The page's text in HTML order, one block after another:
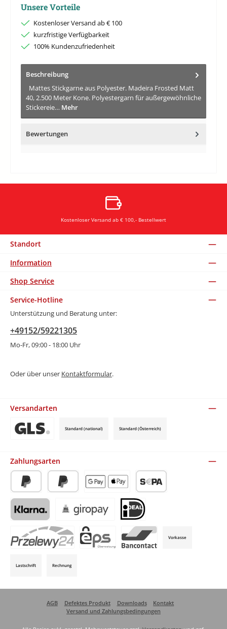
Unsere Vorteile
Kostenloser Versand ab € 100
kurzfristige Verfügbarkeit
100% Kundenzufriedenheit
Beschreibung
Mattes Stickgarne aus Polyester. Madeira Frosted Matt
40, 2.500 Meter Kone. Polyestergarn für außergewöhnliche
Stickereie… Mehr
Bewertungen
Kostenloser Versand ab € 100,- Bestellwert
Standort
Information
Shop Service
Service-Hotline
Unterstützung und Beratung unter:
+49152/59221305
Mo-Fr, 09:00 - 18:00 Uhr
Oder über unser Kontaktformular.
Versandarten
Standard (national) Standard (Österreich)
Zahlungsarten
PayPal Später BezahlenApple Pay / Google Pay (via Stripe)
SEPA-Lastschrift (via Stripe)
Klarna (via Stripe)Giropay (via Stripe) iDeal (via Stripe)
Vorkasse
Lastschrift Rechnung
AGB Defektes Produkt Downloads
Kontakt
Versand und Zahlungsbedingungen